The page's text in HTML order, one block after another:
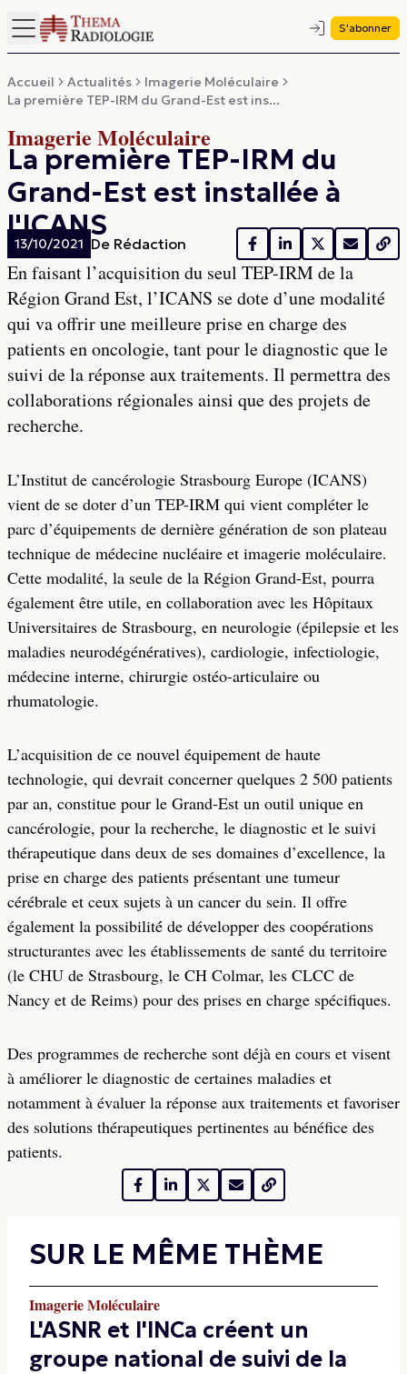
S'abonner
Accueil Actualités
Imagerie Moléculaire
La première TEP-IRM du Grand-Est est ins...
Imagerie Moléculaire
La première TEP-IRM du
Grand-Est est installée à
l'ICANS
13/10/2021 De Rédaction
En faisant l’acquisition du seul TEP-IRM de la
Région Grand Est, l’ICANS se dote d’une modalité
qui va offrir une meilleure prise en charge des
patients en oncologie, tant pour le diagnostic que le
suivi de la réponse aux traitements. Il permettra des
collaborations régionales ainsi que des projets de
recherche.
L’Institut de cancérologie Strasbourg Europe (ICANS)
vient de se doter d’un TEP-IRM qui vient compléter le
parc d’équipements de dernière génération de son plateau
technique de médecine nucléaire et imagerie moléculaire.
Cette modalité, la seule de la Région Grand-Est, pourra
également être utile, en collaboration avec les Hôpitaux
Universitaires de Strasbourg, en neurologie (épilepsie et les
maladies neurodégénératives), cardiologie, infectiologie,
médecine interne, chirurgie ostéo-articulaire ou
rhumatologie.
L’acquisition de ce nouvel équipement de haute
technologie, qui devrait concerner quelques 2 500 patients
par an, constitue pour le Grand-Est un outil unique en
cancérologie, pour la recherche, le diagnostic et le suivi
thérapeutique dans deux de ses domaines d’excellence, la
prise en charge des patients présentant une tumeur
cérébrale et ceux sujets à un cancer du sein. Il offre
également la possibilité́ de développer des coopérations
structurantes avec les établissements de santé du territoire
(le CHU de Strasbourg, le CH Colmar, les CLCC de
Nancy et de Reims) pour des prises en charge spécifiques.
Des programmes de recherche sont déjà en cours et visent
à améliorer le diagnostic de certaines maladies et
notamment à évaluer la réponse aux traitements et favoriser
des solutions thérapeutiques pertinentes au bénéfice des
patients.
SUR LE MÊME THÈME
Imagerie Moléculaire
L'ASNR et l'INCa créent un
groupe national de suivi de la